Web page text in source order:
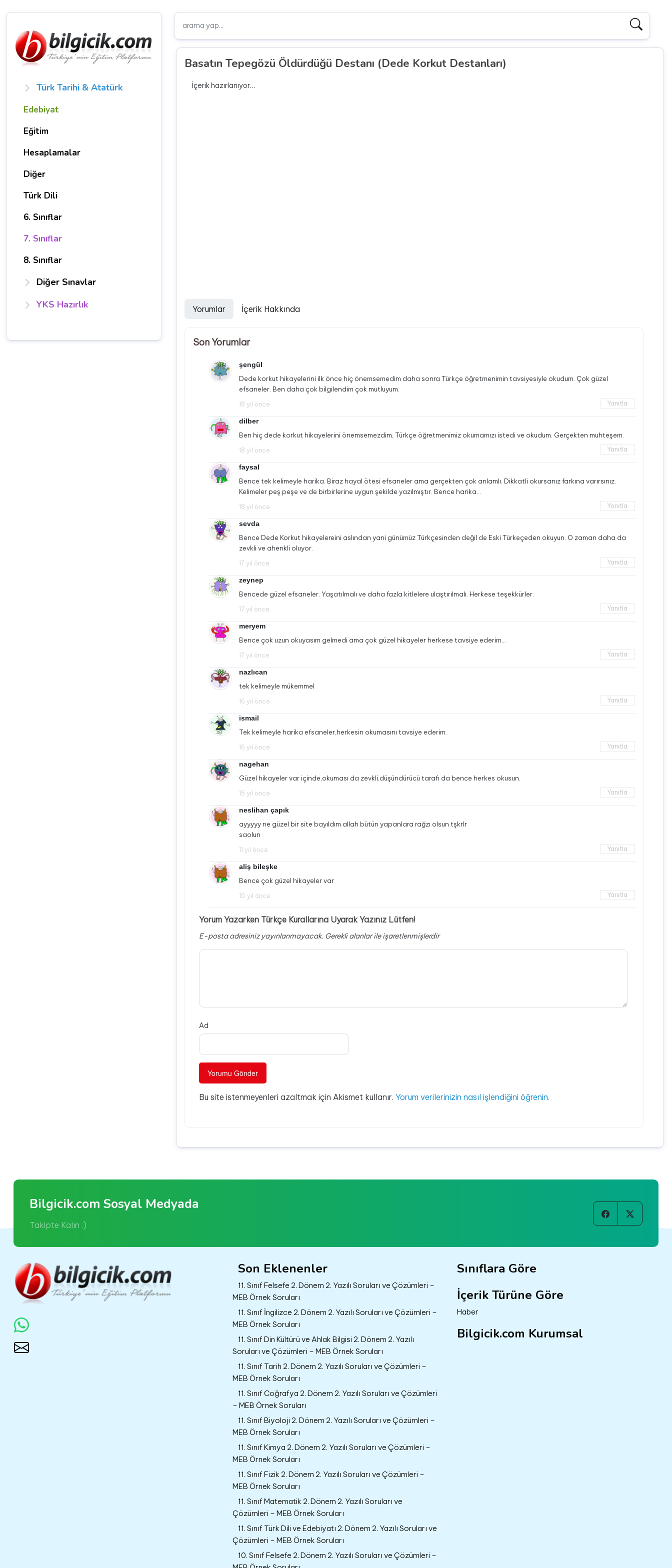
Türk Tarihi & Atatürk
Edebiyat
Eğitim
Hesaplamalar
Diğer
Türk Dili
6. Sınıflar
7. Sınıflar
8. Sınıflar
Diğer Sınavlar
YKS Hazırlık
Basatın Tepegözü Öldürdüğü Destanı (Dede Korkut Destanları)
İçerik hazırlanıyor…
Yorumlar İçerik Hakkında
Son Yorumlar
şengül
Dede korkut hikayelerini ilk önce hiç önemsemedim daha sonra Türkçe öğretmenimin tavsiyesiyle okudum. Çok güzel
efsaneler. Ben daha çok bilgilendim çok mutluyum.
18 yıl önce Yanıtla
dilber
Ben hiç dede korkut hikayelerini önemsemezdim, Türkçe öğretmenimiz okumamızı istedi ve okudum. Gerçekten muhteşem.
18 yıl önce Yanıtla
faysal
Bence tek kelimeyle harika. Biraz hayal ötesi efsaneler ama gerçekten çok anlamlı. Dikkatli okursanız farkına varırsınız.
Kelimeler peş peşe ve de birbirlerine uygun şekilde yazılmıştır. Bence harika…
18 yıl önce Yanıtla
sevda
Bence Dede Korkut hikayelereini aslından yani günümüz Türkçesinden değil de Eski Türkeçeden okuyun. O zaman daha da
zevkli ve ahenkli oluyor.
17 yıl önce Yanıtla
zeynep
Bencede güzel efsaneler. Yaşatılmalı ve daha fazla kitlelere ulaştırılmalı. Herkese teşekkürler.
17 yıl önce Yanıtla
meryem
Bence çok uzun okuyasım gelmedi ama çok güzel hikayeler herkese tavsiye ederim…
17 yıl önce Yanıtla
nazlıcan
tek kelimeyle mükemmel
16 yıl önce Yanıtla
ismail
Tek kelimeyle harika efsaneler,herkesin okumasını tavsiye ederim.
16 yıl önce Yanıtla
nagehan
Güzel hikayeler var içinde,okuması da zevkli,düşündürücü tarafı da bence herkes okusun.
15 yıl önce Yanıtla
neslihan çapık
ayyyyy ne güzel bir site bayıldım allah bütün yapanlara rağzı olsun tşkrlr
saolun
11 yıl önce Yanıtla
aliş bileşke
Bence çok güzel hikayeler var
10 yıl önce Yanıtla
Yorum Yazarken Türkçe Kurallarına Uyarak Yazınız Lütfen!
E-posta adresiniz yayınlanmayacak. Gerekli alanlarile işaretlenmişlerdir
Ad
Bu site istenmeyenleri azaltmak için Akismet kullanır. Yorum verilerinizin nasıl işlendiğini öğrenin.
Bilgicik.com Sosyal Medyada
Takipte Kalın :)
Son Eklenenler
11. Sınıf Felsefe 2. Dönem 2. Yazılı Soruları ve Çözümleri –
MEB Örnek Soruları
11. Sınıf İngilizce 2. Dönem 2. Yazılı Soruları ve Çözümleri –
MEB Örnek Soruları
11. Sınıf Din Kültürü ve Ahlak Bilgisi 2. Dönem 2. Yazılı
Soruları ve Çözümleri – MEB Örnek Soruları
11. Sınıf Tarih 2. Dönem 2. Yazılı Soruları ve Çözümleri –
MEB Örnek Soruları
11. Sınıf Coğrafya 2. Dönem 2. Yazılı Soruları ve Çözümleri
– MEB Örnek Soruları
11. Sınıf Biyoloji 2. Dönem 2. Yazılı Soruları ve Çözümleri –
MEB Örnek Soruları
11. Sınıf Kimya 2. Dönem 2. Yazılı Soruları ve Çözümleri –
MEB Örnek Soruları
11. Sınıf Fizik 2. Dönem 2. Yazılı Soruları ve Çözümleri –
MEB Örnek Soruları
11. Sınıf Matematik 2. Dönem 2. Yazılı Soruları ve
Çözümleri – MEB Örnek Soruları
11. Sınıf Türk Dili ve Edebiyatı 2. Dönem 2. Yazılı Soruları ve
Çözümleri – MEB Örnek Soruları
10. Sınıf Felsefe 2. Dönem 2. Yazılı Soruları ve Çözümleri –
Sınıflara Göre
İçerik Türüne Göre
Haber
Bilgicik.com Kurumsal